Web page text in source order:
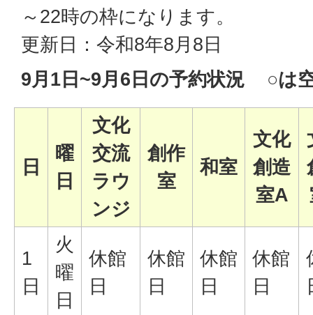
～22時の枠になります。
更新日：令和8年8月8日
9月1日~9月6日の予約状況 ○は
日
曜
日
文化
交流
ラウ
ンジ
創作
室
和室
文化
創造
室A
1
日
火
曜
日
休館
日
休館
日
休館
日
休館
日